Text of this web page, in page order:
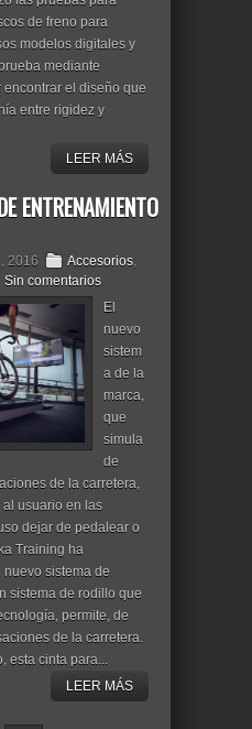
de freno para
modelos digitales y
mediante
el diseño que
entre rigidez y
LEER MÁS
ENTRENAMIENTO
2016 Accesorios,
Sin comentarios
El
nuevo
sistem
a de la
marca,
que
simula
de
de la carretera,
usuario en las
dejar de pedalear o
Training ha
sistema de
sistema de rodillo que
permite, de
de la carretera.
esta cinta para...
LEER MÁS